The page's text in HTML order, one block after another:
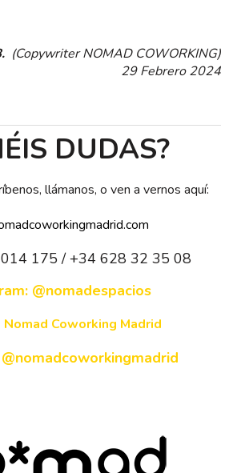
(Copywriter NOMAD COWORKING)
29 Febrero 2024
DUDAS?
llámanos, o ven a vernos aquí:
175 / +34 628 32 35 08
@nomadespacios
Nomad Coworking Madrid
@nomadcoworkingmadrid